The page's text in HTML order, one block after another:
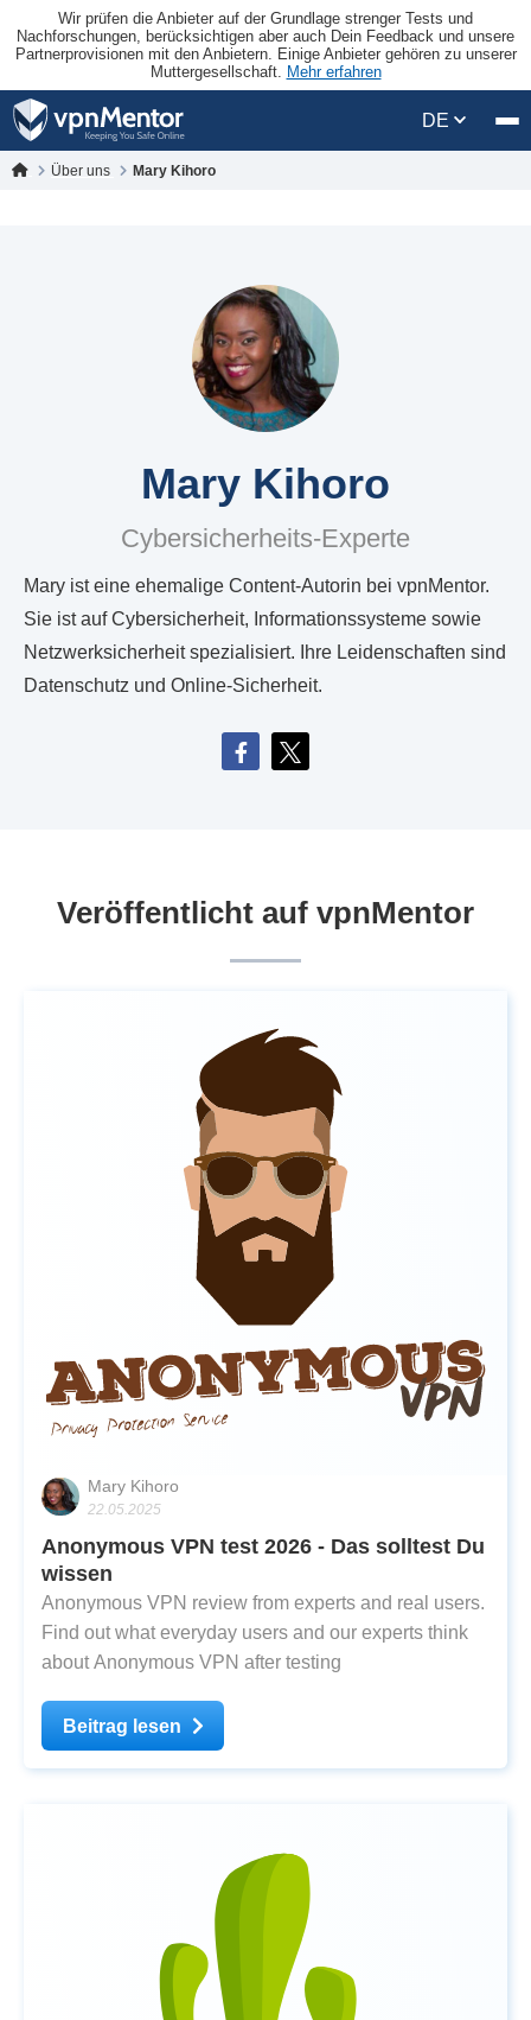
Wir prüfen die Anbieter auf der Grundlage strenger Tests und
Nachforschungen, berücksichtigen aber auch Dein Feedback und unsere
Partnerprovisionen mit den Anbietern. Einige Anbieter gehören zu unserer
Muttergesellschaft. Mehr erfahren
DE
Über uns Mary Kihoro
Mary Kihoro
Cybersicherheits-Experte
Mary ist eine ehemalige Content-Autorin bei vpnMentor.
Sie ist auf Cybersicherheit, Informationssysteme sowie
Netzwerksicherheit spezialisiert. Ihre Leidenschaften sind
Datenschutz und Online-Sicherheit.
Veröffentlicht auf vpnMentor
Mary Kihoro
22.05.2025
Anonymous VPN test 2026 - Das solltest Du
wissen
Anonymous VPN review from experts and real users.
Find out what everyday users and our experts think
about Anonymous VPN after testing
Beitrag lesen